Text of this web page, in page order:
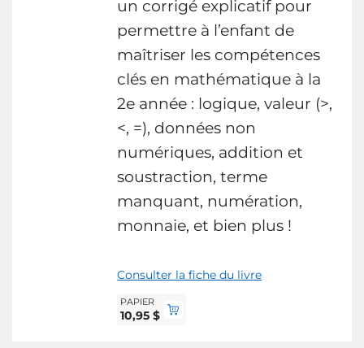
un corrigé explicatif pour
permettre à l’enfant de
maîtriser les compétences
clés en mathématique à la
2e année : logique, valeur (>,
<, =), données non
numériques, addition et
soustraction, terme
manquant, numération,
monnaie, et bien plus !
Consulter la fiche du livre
PAPIER
10,95 $